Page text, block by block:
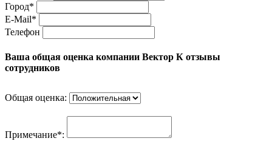
Город*
E-Mail*
Телефон
Ваша общая оценка компании Вектор К отзывы
сотрудников
Общая оценка:
Примечание*: